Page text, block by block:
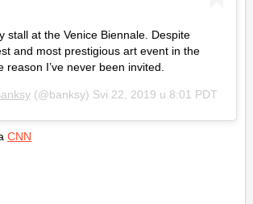
stall at the Venice Biennale. Despite
and most prestigious art event in the
reason I’ve never been invited.
(@banksy) Svi 22, 2019 u 8:01 PDT
CNN